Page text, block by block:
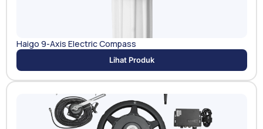
Haigo 9-Axis Electric Compass
Lihat Produk